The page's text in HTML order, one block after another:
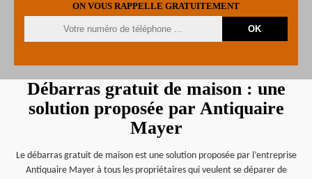
ON VOUS RAPPELLE GRATUITEMENT
Débarras gratuit de maison : une
solution proposée par Antiquaire
Mayer
Le débarras gratuit de maison est une solution proposée par l’entreprise
Antiquaire Mayer à tous les propriétaires qui veulent se déparer de